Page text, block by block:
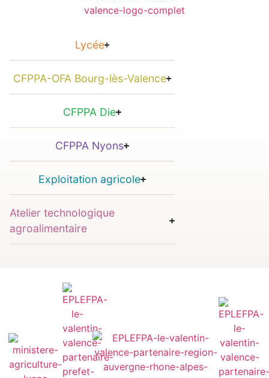
Lycée
CFPPA-OFA Bourg-lès-Valence
CFPPA Die
CFPPA Nyons
Exploitation agricole
Atelier technologique
agroalimentaire